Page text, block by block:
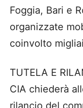
Foggia, Bari e
organizzate
coinvolto
TUTELA E
CIA chiederà
rilancio del